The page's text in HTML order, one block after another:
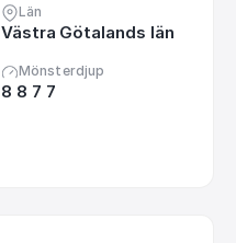
Län
Västra Götalands län
Mönsterdjup
8 8 7 7